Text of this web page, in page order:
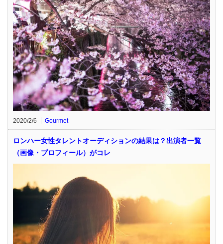
2020/2/6 Gourmet
ロンハー女性タレントオーディションの結果は？出演者一覧
（画像・プロフィール）がコレ